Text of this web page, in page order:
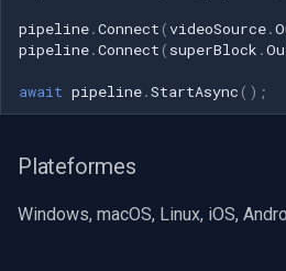
pipeline.Connect (videoSource.
pipeline.Connect ( superBlock .
await pipeline.StartAsync ();
Plateformes
Windows, macOS, Linux, iOS,